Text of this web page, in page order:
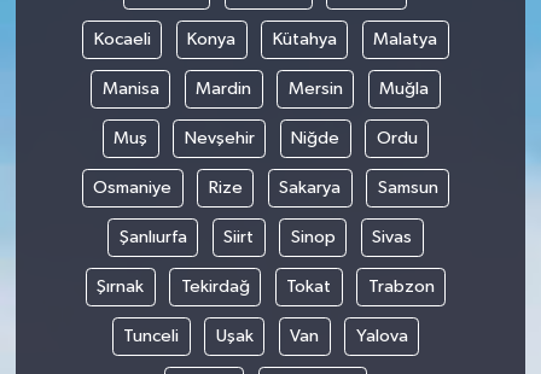
Kocaeli Konya Kütahya Malatya
Manisa Mardin Mersin Muğla
Muş Nevşehir Niğde Ordu
Osmaniye Rize Sakarya Samsun
Şanlıurfa Siirt Sinop Sivas
Şırnak Tekirdağ Tokat Trabzon
Tunceli Uşak Van Yalova